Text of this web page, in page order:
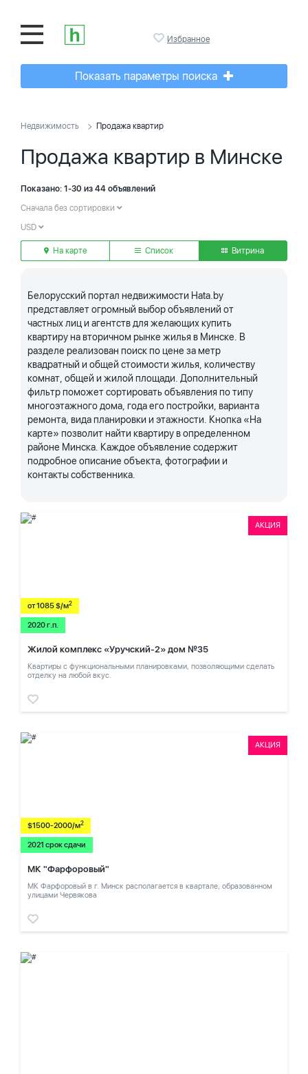
Избранное
Показать параметры поиска
Недвижимость Продажа квартир
Продажа квартир в Минске
Показано: 1-30 из 44 объявлений
Сначала без сортировки
USD
На карте Список Витрина
Белорусский портал недвижимости Hata.by
представляет огромный выбор объявлений от
частных лиц и агентств для желающих купить
квартиру на вторичном рынке жилья в Минске. В
разделе реализован поиск по цене за метр
квадратный и общей стоимости жилья, количеству
комнат, общей и жилой площади. Дополнительный
фильтр поможет сортировать объявления по типу
многоэтажного дома, года его постройки, варианта
ремонта, вида планировки и этажности. Кнопка «На
карте» позволит найти квартиру в определенном
районе Минска. Каждое объявление содержит
подробное описание объекта, фотографии и
контакты собственника.
АКЦИЯ
от 1085 $/м2
2020 г.п.
Жилой комплекс «Уручский-2» дом №35
Квартиры с функциональными планировками, позволяющими сделать
отделку на любой вкус.
АКЦИЯ
$1500-2000/м2
2021 срок сдачи
МК "Фарфоровый"
МК Фарфоровый в г. Минск располагается в квартале, образованном
улицами Червякова